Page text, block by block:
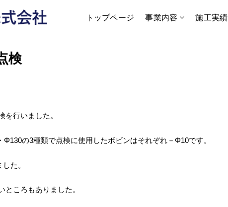
トップページ 事業内容 施工実績
検
を行いました。
の3種類で点検に使用したボビンはそれぞれ－Φ10です。
た。
ころもありました。